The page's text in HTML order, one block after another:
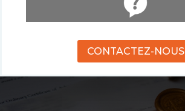
CONTACTEZ-NOUS